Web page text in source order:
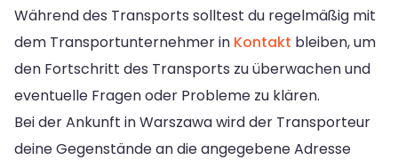
Während des Transports solltest du regelmäßig mit
dem Transportunternehmer in Kontakt bleiben, um
den Fortschritt des Transports zu überwachen und
eventuelle Fragen oder Probleme zu klären.
Bei der Ankunft in Warszawa wird der Transporteur
deine Gegenstände an die angegebene Adresse